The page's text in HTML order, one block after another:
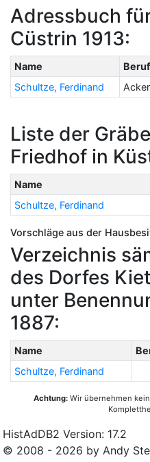
Adressbuch
Cüstrin 1913:
Name Beruf
Schultze, Ferdinand
Liste der
Friedhof in
Name
Schultze, Ferdinand
Vorschläge aus der
Verzeichnis
des Dorfes
unter
1887:
Name
Schultze, Ferdinand
Achtung: Wir übernehmen
HistAdDB2 Version: 17.2
© 2008 - 2026 by Andy